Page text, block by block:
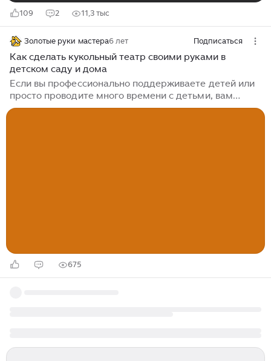
109 2 11,3 тыс
Золотые руки мастера6 лет Подписаться
Как сделать кукольный театр своими руками в
детском саду и дома
Если вы профессионально поддерживаете детей или
просто проводите много времени с детьми, вам
следует постоянно искать новые развлечения для
675